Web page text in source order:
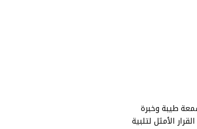
طيبة وخبرة
الأمثل لتلبية